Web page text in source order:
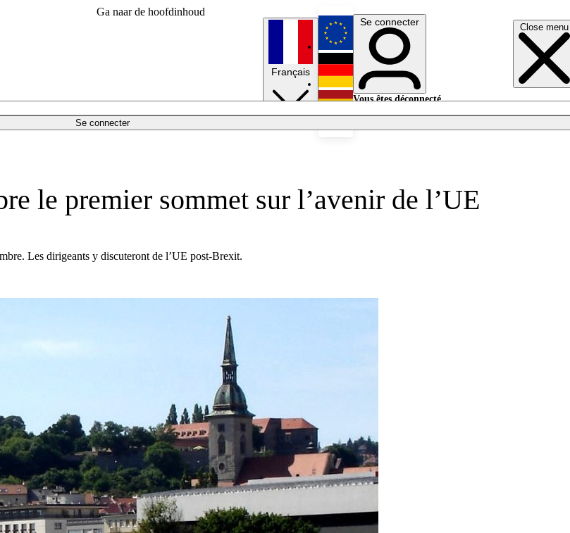
Ga naar de hoofdinhoud
Close menu
Se connecter
Français
English
Deutsch
Se connecter
Vous êtes déconnecté.
le premier sommet sur l’avenir de l’UE
Les dirigeants y discuteront de l’UE post-Brexit.